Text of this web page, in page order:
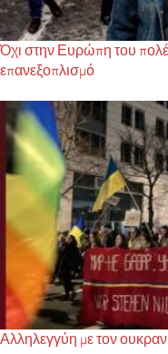
Όχι στην Ευρώπη του
επανεξοπλισμό
Αλληλεγγύη με τον